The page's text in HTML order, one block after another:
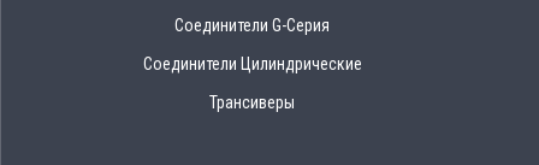
Соединители G-Серия
Соединители Цилиндрические
Трансиверы